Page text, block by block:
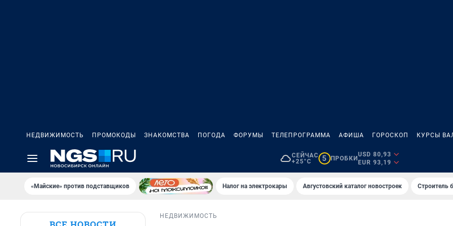
НЕДВИЖИМОСТЬ ПРОМОКОДЫ ЗНАКОМСТВА ПОГОДА ФОРУМЫ ТЕЛЕПРОГРАММА АФИША ГОРОСКОП КУРСЫ
СЕЙЧАС
+25°C
5 ПРОБКИ
USD 80,93
EUR 93,19
«Майские» против подставщиков Налог на электрокары Августовский каталог новостроек Строитель
НЕДВИЖИМОСТЬ